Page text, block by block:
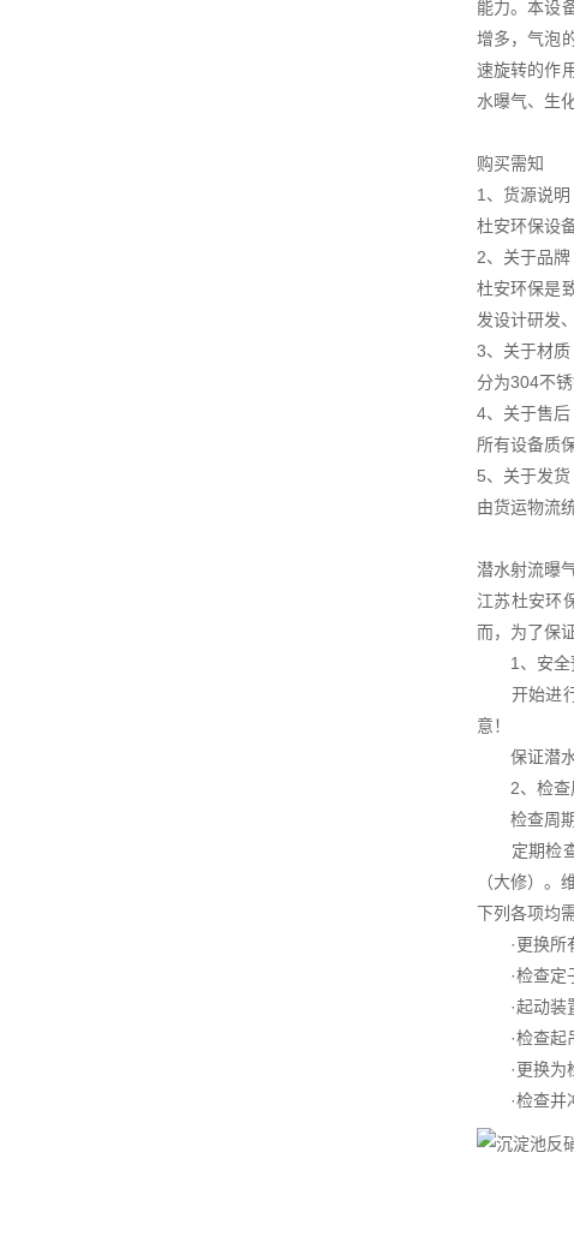
能力。本设
增多，气泡
速旋转的作
水曝气、生
购买需知
1、货源说明
杜安环保设
2、关于品牌
杜安环保是
发设计研发
3、关于材质
分为304不
4、关于售后
所有设备质
5、关于发货
由货运物流
潜水射流曝
江苏杜安环
而，为了保
1、安全
开始进行
意！
保证潜水
2、检查
检查周期
定期检查
（大修）。
下列各项均
·更换所有
·检查定子
·起动装置
·检查起吊
·更换为检
·检查并冲